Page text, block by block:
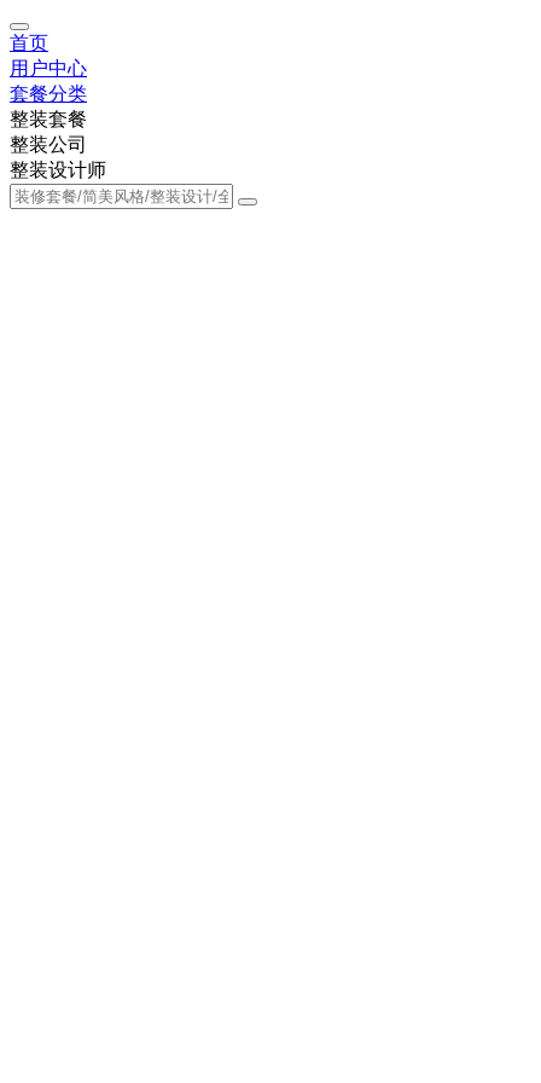
首页
用户中心
套餐分类
整装套餐
整装公司
整装设计师